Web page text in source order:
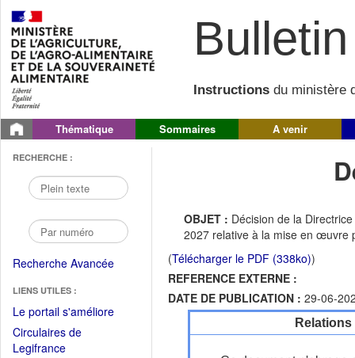
Instructions du ministère
Thématique Sommaires A venir
RECHERCHE :
Recherche Avancée
LIENS UTILES :
Le portail s'améliore(Fichier
Circulaires de
Legifrance(Ouvrir
OBJET : Décision de la
2027 relative à la mise en œuvre
(Télécharger le PDF (338ko))
REFERENCE EXTERNE :
DATE DE PUBLICATION : 29-06-